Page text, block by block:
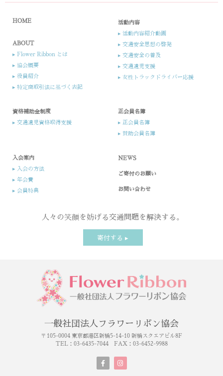
HOME
ABOUT
▸ Flower Ribbon とは
▸ 協会概要
▸ 役員紹介​​
▸ 特定商取引法に基づく表記
活動内容
▸ 活動内容紹介動画
▸ 交通安全思想の啓発
▸ 交通安全の普及
▸ 交通遺児支援​
▸ 女性トラックドライバー応援​
資格補助金制度
▸ 交通遺児資格取得支援
正会員名簿
▸ 正会員名簿
▸ 賛助会員名簿
入会案内​
▸ 入会の方法​
▸ 年会費
▸ 会員特典
NEWS
ご寄付のお願い
お問い合わせ
人々の笑顔を妨げる交通問題を解決する。
寄付する ▸
一般社団法人フラワーリボン協会
〒 105-0004 東京都港区新橋5-14-10 新橋スクエアビル8F
TEL：03-6435-7044 FAX：03-6452-9988